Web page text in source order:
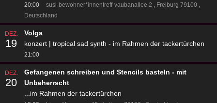
20:00 susi-bewohner*innentreff vaubanallee 2
Freiburg 79100
Deutschland
DEZ.
19
Volga
konzert | tropical sad synth - im Rahmen der tackertürchen
21:00
DEZ.
20
Gefangenen schreiben und Stencils basteln - mit
Unbeherrscht
...im Rahmen der tackertürchen